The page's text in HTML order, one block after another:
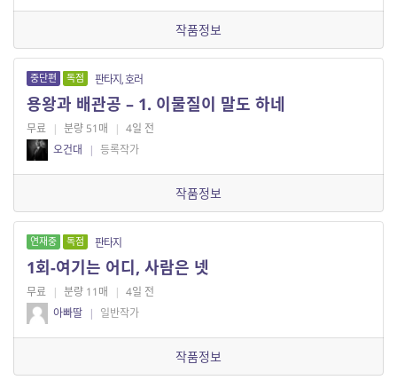
작품정보
중단편 독점 판타지, 호러
용왕과 배관공 – 1. 이물질이 말도 하네
무료 | 분량 51매 | 4일 전
오건대
| 등록작가
작품정보
연재중 독점 판타지
1회-여기는 어디, 사람은 넷
무료 | 분량 11매 | 4일 전
아빠딸 | 일반작가
작품정보